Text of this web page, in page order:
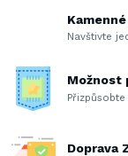
Navštivte
Možnost
Doprava